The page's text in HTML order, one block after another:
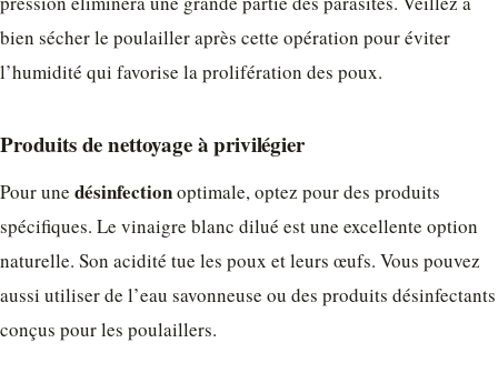
bien sécher le poulailler après cette opération pour éviter
l’humidité qui favorise la prolifération des poux.
Produits de nettoyage à privilégier
Pour une désinfectionoptimale, optez pour des produits
spécifiques. Le vinaigre blanc dilué est une excellente option
naturelle. Son acidité tue les poux et leurs œufs. Vous pouvez
aussi utiliser de l’eau savonneuse ou des produits désinfectants
conçus pour les poulaillers.